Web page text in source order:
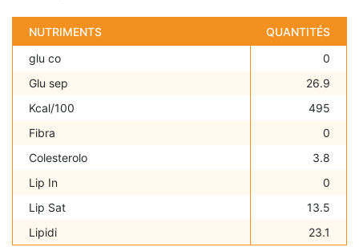
NUTRIMENTS
QUANTITÉS
glu co
0
Glu sep
26.9
Kcal/100
495
Fibra
0
Colesterolo
3.8
Lip In
0
Lip Sat
13.5
Lipidi
23.1